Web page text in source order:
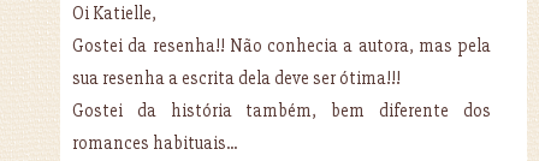
Oi Katielle,
Gostei da resenha!! Não conhecia a autora, mas pela
sua resenha a escrita dela deve ser ótima!!!
Gostei da história também, bem diferente dos
romances habituais...